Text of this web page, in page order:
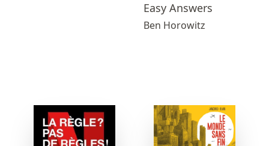
Easy Answers
Ben Horowitz